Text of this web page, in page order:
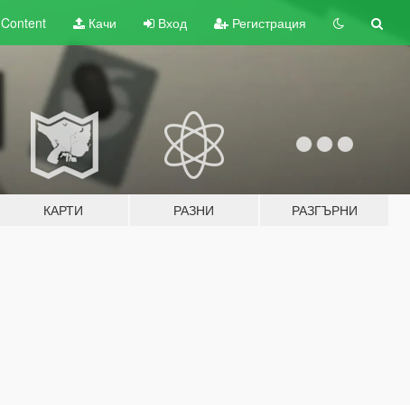
Content Качи Вход Регистрация
КАРТИ РАЗНИ РАЗГЪРНИ